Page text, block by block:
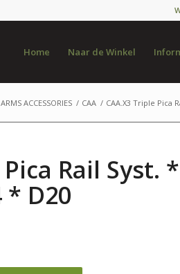
Home Naar de Winkel
ARMS ACCESSORIES / CAA / CAA.X3 Triple Pica
Rail Syst. *
* D20